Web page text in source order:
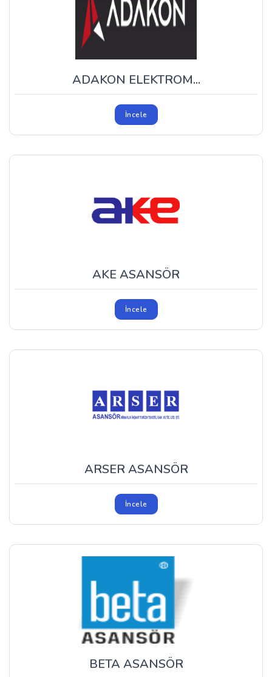
ADAKON ELEKTROM...
İncele
AKE ASANSÖR
İncele
ARSER ASANSÖR
İncele
BETA ASANSÖR